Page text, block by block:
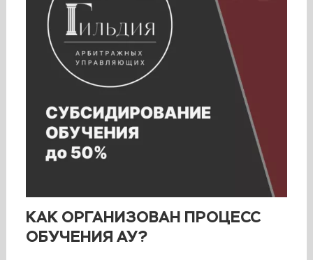
КАК ОРГАНИЗОВАН ПРОЦЕСС
ОБУЧЕНИЯ АУ?